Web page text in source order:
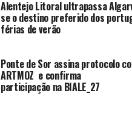
Alentejo Litoral ultrapassa
se o destino preferido dos
férias de verão
Ponte de Sor assina protocolo
ARTMOZ e confirma
participação na BIALE_27